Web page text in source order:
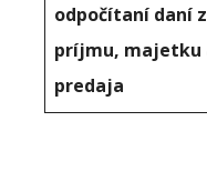
odpočítaní daní z
príjmu, majetku
predaja